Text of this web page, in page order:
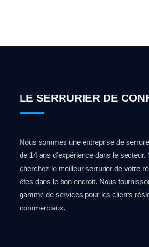
LE SERRURIER DE
Nous sommes une entreprise de
de 14 ans d’expérience dans le secteur.
cherchez le meilleur serrurier de votre
êtes dans le bon endroit. Nous
gamme de services pour les clients
commerciaux.